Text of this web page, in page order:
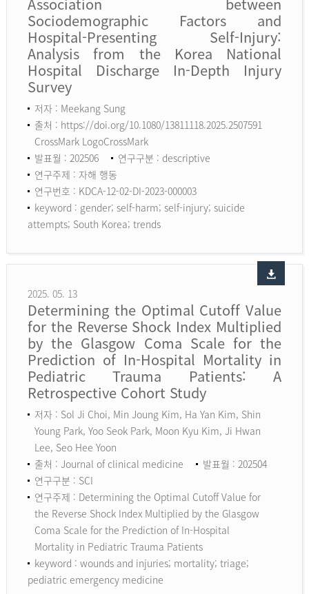
Sociodemographic Factors and
Hospital-Presenting Self-Injury:
Analysis from the Korea National
Hospital Discharge In-Depth Injury
Survey
저자 : Meekang Sung
출처 : https://doi.org/10.1080/13811118.2025.2507591
CrossMark LogoCrossMark
발표월 : 202506
연구구분 : descriptive
연구주제 : 자해 행동
연구번호 : KDCA-12-02-DI-2023-000003
keyword : gender; self-harm; self-injury; suicide
attempts; South Korea; trends
2025. 05. 13
Determining the Optimal Cutoff Value
for the Reverse Shock Index Multiplied
by the Glasgow Coma Scale for the
Prediction of In-Hospital Mortality in
Pediatric Trauma Patients: A
Retrospective Cohort Study
저자 : Sol Ji Choi, Min Joung Kim, Ha Yan Kim, Shin
Young Park, Yoo Seok Park, Moon Kyu Kim, Ji Hwan
Lee, Seo Hee Yoon
출처 : Journal of clinical medicine
발표월 : 202504
연구구분 : SCI
연구주제 : Determining the Optimal Cutoff Value for
the Reverse Shock Index Multiplied by the Glasgow
Coma Scale for the Prediction of In-Hospital
Mortality in Pediatric Trauma Patients
keyword : wounds and injuries; mortality; triage;
pediatric emergency medicine